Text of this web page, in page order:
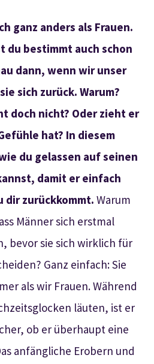
ganz anders als Frauen.
du bestimmt auch schon
dann, wenn wir unser
sich zurück. Warum?
doch nicht? Oder zieht er
hat? In diesem
du gelassen auf seinen
damit er einfach
dir zurückkommt. Warum
Männer sich erstmal
bevor sie sich wirklich für
Ganz einfach: Sie
als wir Frauen. Während
läuten, ist er
ob er überhaupt eine
anfängliche Erobern und